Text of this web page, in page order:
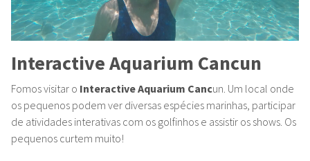
Interactive Aquarium Cancun
Fomos visitar o Interactive Aquarium Cancun. Um local onde
os pequenos podem ver diversas espécies marinhas, participar
de atividades interativas com os golfinhos e assistir os shows. Os
pequenos curtem muito!